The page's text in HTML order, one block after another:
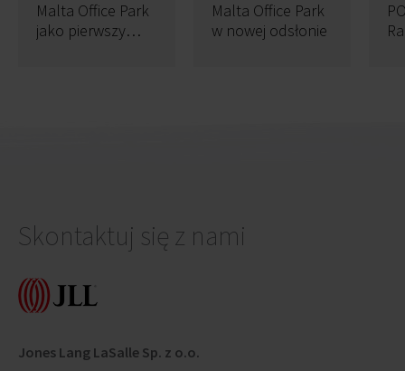
Malta Office Park
jako pierwszy
Malta Office Park
w nowej odsłonie
Skontaktuj się z nami
Jones Lang LaSalle Sp. z o.o.